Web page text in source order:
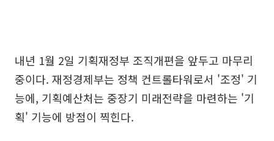
내년 1월 2일 기획재정부 조직개편을 앞두고 마무리
중이다. 재정경제부는 정책 컨트롤타워로서 '조정' 기
능에, 기획예산처는 중장기 미래전략을 마련하는 '기
획' 기능에 방점이 찍힌다.